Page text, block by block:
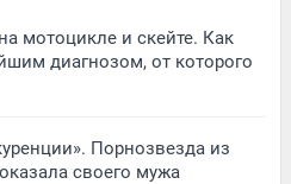
мотоцикле и скейте. Как
диагнозом, от которого
Порнозвезда из
своего мужа